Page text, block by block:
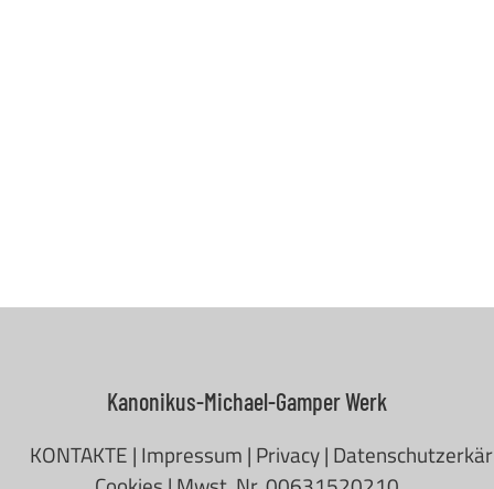
Kanonikus-Michael-Gamper Werk
KONTAKTE | Impressum | Privacy|